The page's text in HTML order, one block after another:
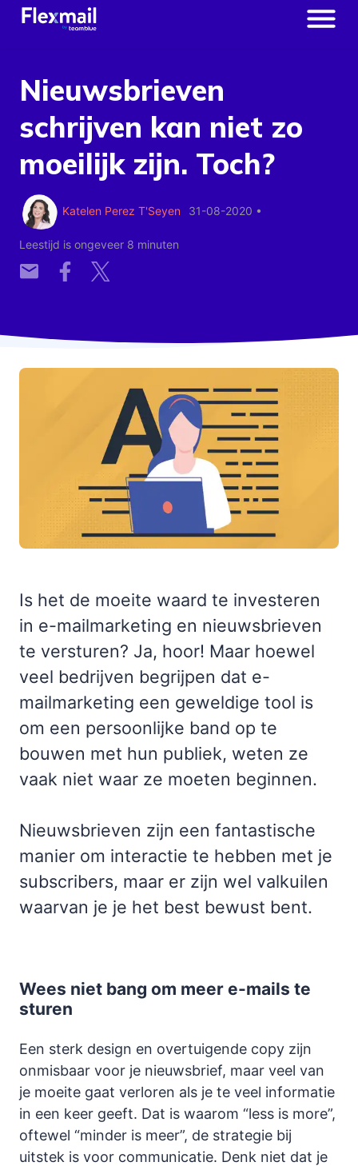
Nieuwsbrieven
schrijven kan niet zo
moeilijk zijn. Toch?
Katelen Perez T'Seyen 31-08-2020 •
Leestijd is ongeveer 8 minuten
Is het de moeite waard te investeren
in e-mailmarketing en nieuwsbrieven
te versturen? Ja, hoor! Maar hoewel
veel bedrijven begrijpen dat e-
mailmarketing een geweldige tool is
om een persoonlijke band op te
bouwen met hun publiek, weten ze
vaak niet waar ze moeten beginnen.
Nieuwsbrieven zijn een fantastische
manier om interactie te hebben met je
subscribers, maar er zijn wel valkuilen
waarvan je je het best bewust bent.
Wees niet bang om meer e-mails te
sturen
Een sterk design en overtuigende copy zijn
onmisbaar voor je nieuwsbrief, maar veel van
je moeite gaat verloren als je te veel informatie
in een keer geeft. Dat is waarom “less is more”,
oftewel “minder is meer”, de strategie bij
uitstek is voor communicatie. Denk niet dat je